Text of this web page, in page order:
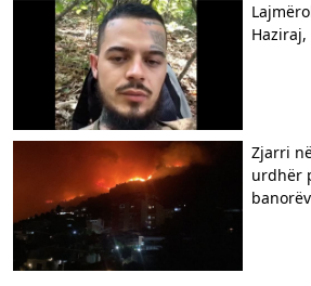
Zjarri
urdhër